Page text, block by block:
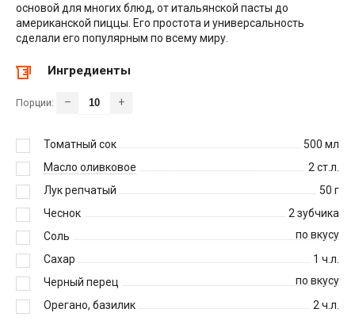
основой для многих блюд, от итальянской пасты до
американской пиццы. Его простота и универсальность
сделали его популярным по всему миру.
Ингредиенты
Порции: – +
Томатный сок 500 мл
Масло оливковое
2 ст.л.
Лук репчатый
50 г
Чеснок
2 зубчика
Соль
по вкусу
Сахар
1 ч.л.
Черный перец
по вкусу
Орегано, базилик
2 ч.л.